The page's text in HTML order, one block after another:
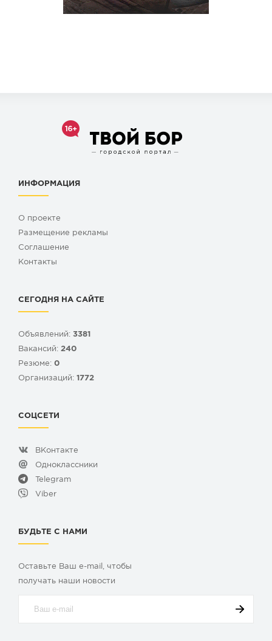
ИНФОРМАЦИЯ
О проекте
Размещение рекламы
Cоглашение
Контакты
СЕГОДНЯ НА САЙТЕ
Объявлений: 3381
Вакансий: 240
Резюме: 0
Организаций: 1772
СОЦСЕТИ
ВКонтакте
Одноклассники
Telegram
Viber
БУДЬТЕ С НАМИ
Оставьте Ваш e-mail, чтобы
получать наши новости